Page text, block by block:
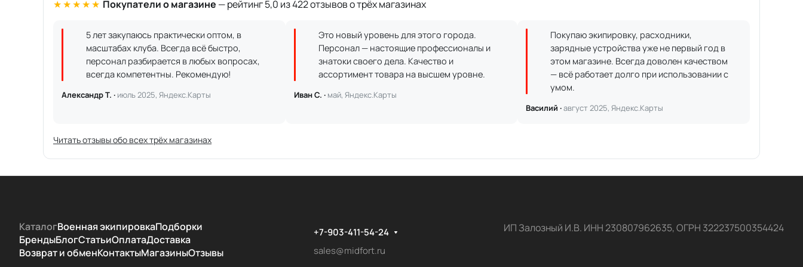
★★★★★ Покупатели о магазине — рейтинг 5,0 из 422 отзывов о трёх магазинах
5 лет закупаюсь практически оптом, в
масштабах клуба. Всегда всё быстро,
персонал разбирается в любых вопросах,
всегда компетентны. Рекомендую!
Александр Т. · июль 2025, Яндекс.Карты
Это новый уровень для этого города.
Персонал — настоящие профессионалы и
знатоки своего дела. Качество и
ассортимент товара на высшем уровне.
Иван С. · май, Яндекс.Карты
Покупаю экипировку, расходники,
зарядные устройства уже не первый год в
этом магазине. Всегда доволен качеством
— всё работает долго при использовании с
умом.
Василий ·август 2025, Яндекс.Карты
Читать отзывы обо всех трёх магазинах
КаталогВоенная экипировкаПодборки
БрендыБлогСтатьиОплатаДоставка
Возврат и обменКонтактыМагазиныОтзывы
+7-903-411-54-24
sales@midfort.ru
ИП Залозный И.В. ИНН 230807962635, ОГРН 322237500354424